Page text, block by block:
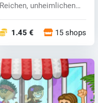
Reichen, unheimlichen
1.45 € 15 shops